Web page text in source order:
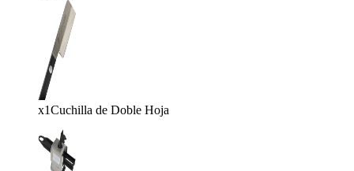
x1Cuchilla de Doble Hoja